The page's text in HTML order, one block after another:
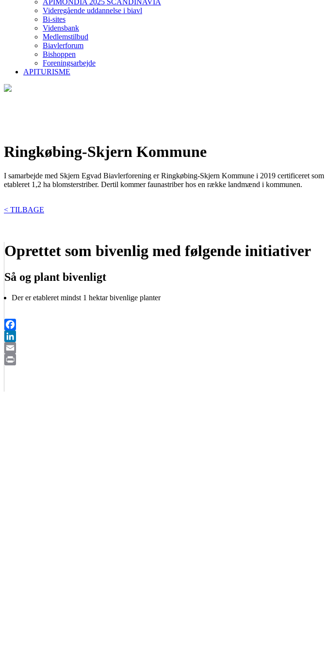
APIMONDIA 2025 SCANDINAVIA
Videregående uddannelse i biavl
Bi-sites
Vidensbank
Medlemstilbud
Biavlerforum
Bishoppen
Foreningsarbejde
APITURISME
Ringkøbing-Skjern Kommune
I samarbejde med Skjern Egvad Biavlerforening er Ringkøbing-Skjern Kommune i 2019 certificeret
etableret 1,2 ha blomsterstriber. Dertil kommer faunastriber hos en række landmænd i kommunen.
< TILBAGE
Oprettet som bivenlig med følgende initiativer
Så og plant bivenligt
Der er etableret mindst 1 hektar bivenlige planter
Facebook
LinkedIn
Email